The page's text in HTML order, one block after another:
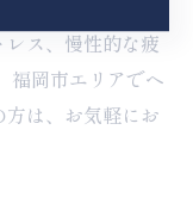
ヘッドスパを楽
ス、慢性的な疲
福岡市エリアでヘ
は、お気軽にお